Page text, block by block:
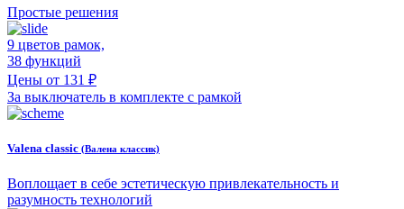
Простые решения
9 цветов рамок,
38 функций
Цены от 131 ₽
За выключатель в комплекте с рамкой
Valena classic (Валена классик)
Воплощает в себе эстетическую привлекательность и
разумность технологий